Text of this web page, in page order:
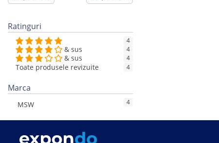
Ratinguri
4
& sus 4
& sus 4
Toate produsele revizuite 4
Marca
MSW 4